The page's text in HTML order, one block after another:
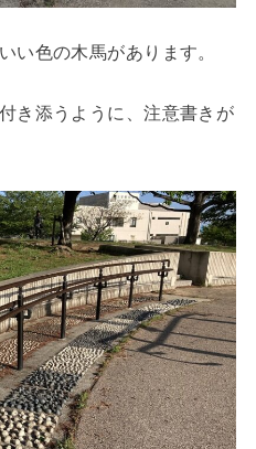
い色の木馬があります。
き添うように、注意書きが